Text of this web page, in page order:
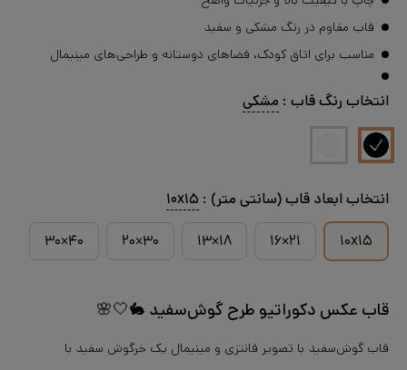
قاب مقاوم در رنگ مشکی و سفید
مناسب برای اتاق کودک، فضاهای دوستانه و طراحی‌های مینیمال
انتخاب رنگ قاب : مشکی
انتخاب ابعاد قاب (سانتی متر) : ۱۰x۱۵
۱۰x۱۵
۲۱×۱۶ ۱۸×۱۳ ۳۰×۲۰ ۴۰×۳۰
قاب عکس دکوراتیو طرح گوش‌سفید 🐇🤍🌸
قاب گوش‌سفید با تصویر فانتزی و مینیمال یک خرگوش سفید با